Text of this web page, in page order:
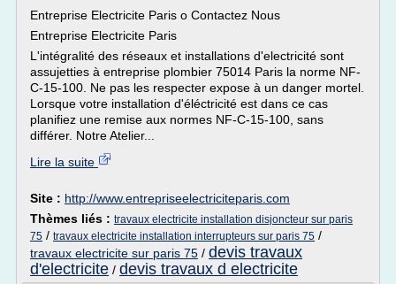
Entreprise Electricite Paris o Contactez Nous
Entreprise Electricite Paris
L'intégralité des réseaux et installations d'electricité sont
assujetties à entreprise plombier 75014 Paris la norme NF-
C-15-100. Ne pas les respecter expose à un danger mortel.
Lorsque votre installation d'éléctricité est dans ce cas
planifiez une remise aux normes NF-C-15-100, sans
différer. Notre Atelier...
Lire la suite
Site : http://www.entrepriseelectriciteparis.com
Thèmes liés : travaux electricite installation disjoncteur sur paris
75 / travaux electricite installation interrupteurs sur paris 75 /
travaux electricite sur paris 75 / devis travaux
d'electricite / devis travaux d electricite